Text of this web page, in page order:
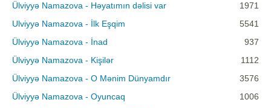
Ülviyyə Namazova - Həyatımın dəlisi var
1971
Ulviyyə Namazova - İlk Eşqim
5541
Ülviyyə Namazova - İnad
937
Ülviyyə Namazova - Kişilər
1112
Ülviyyə Namazova - O Mənim Dünyamdır
3576
Ülviyyə Namazova - Oyuncaq
1006